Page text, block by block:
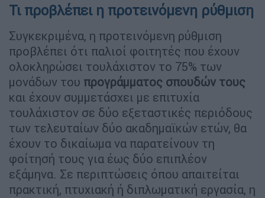
Τι προβλέπει η προτεινόμενη ρύθμιση
Συγκεκριμένα, η προτεινόμενη ρύθμιση
προβλέπει ότι παλιοί φοιτητές που έχουν
ολοκληρώσει τουλάχιστον το 75% των
μονάδων του προγράμματος σπουδών τους
και έχουν συμμετάσχει με επιτυχία
τουλάχιστον σε δύο εξεταστικές περιόδους
των τελευταίων δύο ακαδημαϊκών ετών, θα
έχουν το δικαίωμα να παρατείνουν τη
φοίτησή τους για έως δύο επιπλέον
εξάμηνα. Σε περιπτώσεις όπου απαιτείται
πρακτική, πτυχιακή ή διπλωματική εργασία, η